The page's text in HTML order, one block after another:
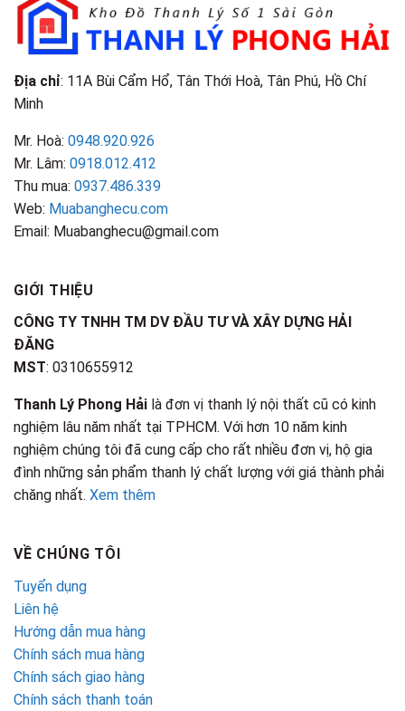
Điểm
Nhận
Biết
Địa chỉ: 11A Bùi Cẩm Hổ, Tân Thới Hoà, Tân Phú, Hồ Chí
Minh
Mr. Hoà: 0948.920.926
Mr. Lâm: 0918.012.412
Thu mua: 0937.486.339
Web: Muabanghecu.com
Email: Muabanghecu@gmail.com
GIỚI THIỆU
CÔNG TY TNHH TM DV ĐẦU TƯ VÀ XÂY DỰNG HẢI
ĐĂNG
MST: 0310655912
Thanh Lý Phong Hải là đơn vị thanh lý nội thất cũ có kinh
nghiệm lâu năm nhất tại TPHCM. Với hơn 10 năm kinh
nghiệm chúng tôi đã cung cấp cho rất nhiều đơn vị, hộ gia
đình những sản phẩm thanh lý chất lượng với giá thành phải
chăng nhất. Xem thêm
VỀ CHÚNG TÔI
Tuyển dụng
Liên hệ
Hướng dẫn mua hàng
Chính sách mua hàng
Chính sách giao hàng
Chính sách thanh toán